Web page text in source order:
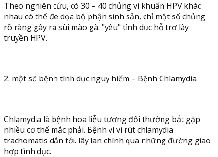
Theo nghiên cứu, có 30 – 40 chủng vi khuẩn HPV khác
nhau có thể đe dọa bộ phận sinh sản, chỉ một số chủng
rõ ràng gây ra sùi mào gà. "yêu" tình dục hỗ trợ lây
truyền HPV.
2. một số bệnh tình dục nguy hiểm – Bệnh Chlamydia
Chlamydia là bệnh hoa liễu tương đối thường bắt gặp
nhiều cơ thể mắc phải. Bệnh vì vi rút chlamydia
trachomatis dẫn tới. lây lan chính qua những đường giao
hợp tình dục.